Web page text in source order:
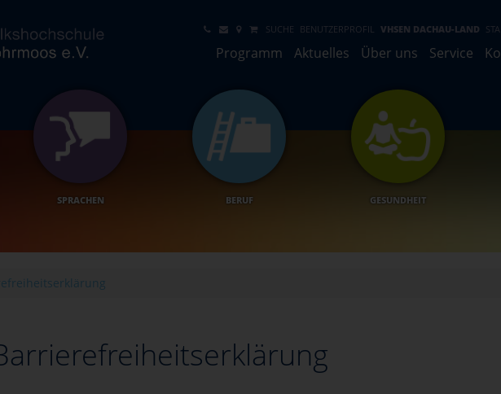
SUCHE BENUTZERPROFIL VHSEN DACHAU-LAND
Programm Aktuelles Über uns Service
SPRACHEN BERUF GESUNDHEIT